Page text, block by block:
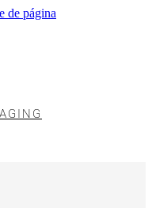
de página